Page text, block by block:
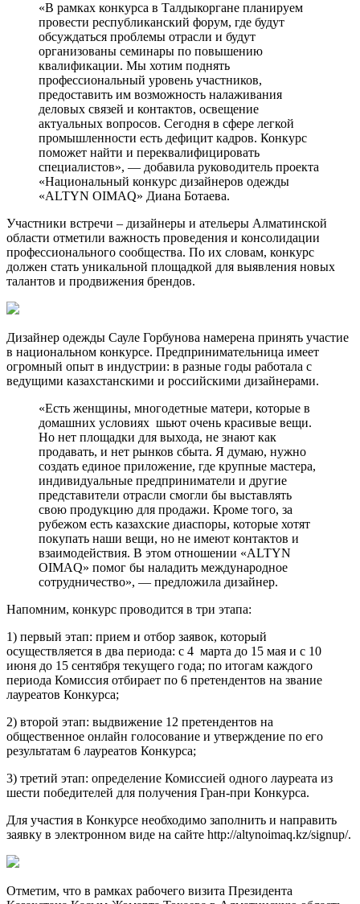
«В рамках конкурса в Талдыкоргане планируем
провести республиканский форум, где будут
обсуждаться проблемы отрасли и будут
организованы семинары по повышению
квалификации. Мы хотим поднять
профессиональный уровень участников,
предоставить им возможность налаживания
деловых связей и контактов, освещение
актуальных вопросов. Сегодня в сфере легкой
промышленности есть дефицит кадров. Конкурс
поможет найти и переквалифицировать
специалистов», — добавила руководитель проекта
«Национальный конкурс дизайнеров одежды
«ALTYN OIMAQ» Диана Ботаева.
Участники встречи – дизайнеры и ательеры Алматинской
области отметили важность проведения и консолидации
профессионального сообщества. По их словам, конкурс
должен стать уникальной площадкой для выявления новых
талантов и продвижения брендов.
Дизайнер одежды Сауле Горбунова намерена принять участие
в национальном конкурсе. Предпринимательница имеет
огромный опыт в индустрии: в разные годы работала с
ведущими казахстанскими и российскими дизайнерами.
«Есть женщины, многодетные матери, которые в
домашних условиях шьют очень красивые вещи.
Но нет площадки для выхода, не знают как
продавать, и нет рынков сбыта. Я думаю, нужно
создать единое приложение, где крупные мастера,
индивидуальные предприниматели и другие
представители отрасли смогли бы выставлять
свою продукцию для продажи. Кроме того, за
рубежом есть казахские диаспоры, которые хотят
покупать наши вещи, но не имеют контактов и
взаимодействия. В этом отношении «ALTYN
OIMAQ» помог бы наладить международное
сотрудничество», — предложила дизайнер.
Напомним, конкурс проводится в три этапа:
1) первый этап: прием и отбор заявок, который
осуществляется в два периода: с 4 марта до 15 мая и с 10
июня до 15 сентября текущего года; по итогам каждого
периода Комиссия отбирает по 6 претендентов на звание
лауреатов Конкурса;
2) второй этап: выдвижение 12 претендентов на
общественное онлайн голосование и утверждение по его
результатам 6 лауреатов Конкурса;
3) третий этап: определение Комиссией одного лауреата из
шести победителей для получения Гран-при Конкурса.
Для участия в Конкурсе необходимо заполнить и направить
заявку в электронном виде на сайте http://altynoimaq.kz/signup/.
Отметим, что в рамках рабочего визита Президента